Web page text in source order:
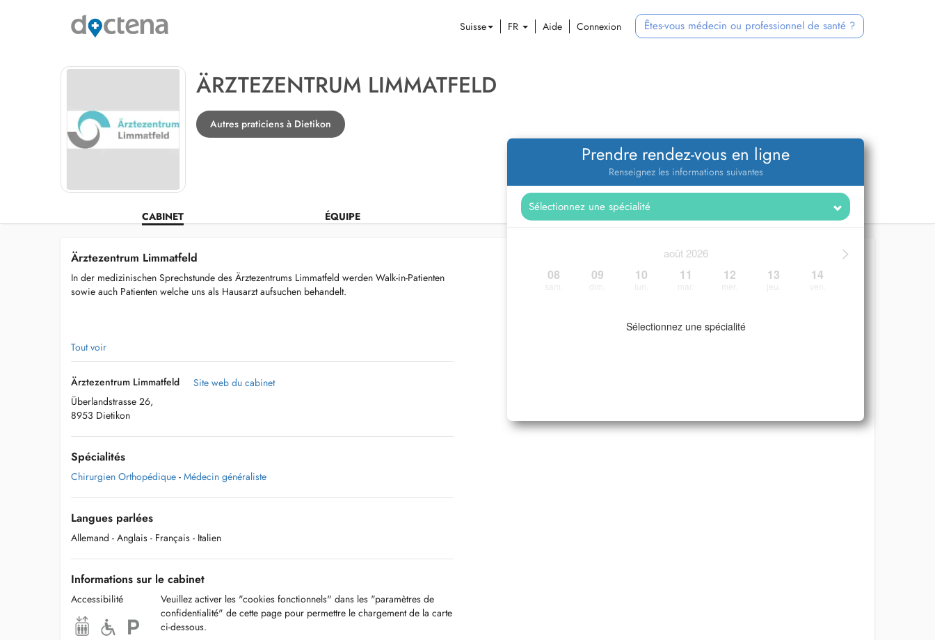
Suisse FR Aide Connexion Êtes-vous médecin ou professionnel de santé ?
ÄRZTEZENTRUM LIMMATFELD
Autres praticiens à Dietikon
CABINET ÉQUIPE
Prendre rendez-vous en ligne
Renseignez les informations suivantes
>
août 2026
08 09 10 11 12 13 14
Sélectionnez une spécialité
Ärztezentrum Limmatfeld
In der medizinischen Sprechstunde des Ärztezentrums Limmatfeld werden Walk-in-Patienten
sowie auch Patienten welche uns als Hausarzt aufsuchen behandelt.
Im Rahmen der medizinischen Sprechstunde bieten wir Ihnen ein breites medizinisches
Leistungsangebot im Bereich der Allgemein- und Hausarztmedizin an – bei Bedarf mit
raschem Einbezug von Spezialisten.
- Blut- und Urinuntersuchungen in eigenem Labor
- Elektrokardiogramm
- Infusionen
- Notfallkonsultationen
- Strassenverkehrsamtsuntersuchungen Stufe I (Senioren)
- Impfungen und reisemedizinische Beratungen
Tout voir
Ärztezentrum Limmatfeld
Überlandstrasse 26,
8953 Dietikon
Site web du cabinet
Spécialités
Chirurgien Orthopédique - Médecin généraliste
Langues parlées
Allemand - Anglais - Français - Italien
Informations sur le cabinet
Accessibilité
Veuillez activer les "cookies fonctionnels" dans les "paramètres de
confidentialité" de cette page pour permettre le chargement de la carte
ci-dessous.